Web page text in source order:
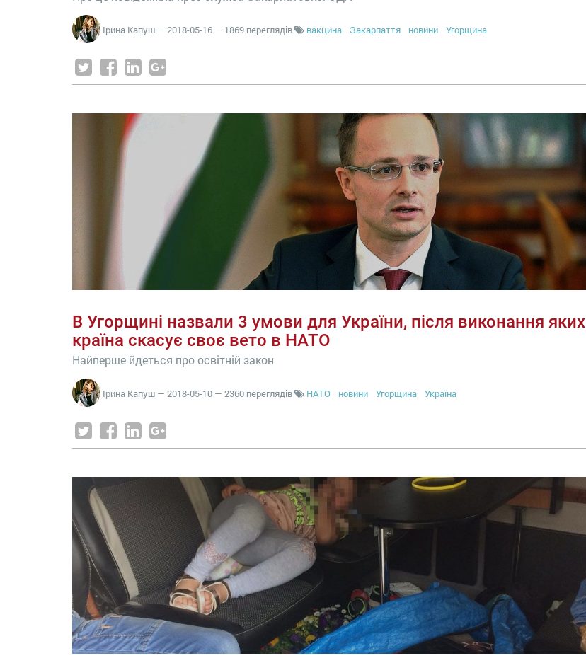
Ірина Капуш — 2018-05-16 — 1869 переглядів вакцина Закарпаття новини Угорщина
В Угорщині назвали 3 умови для України, після виконання яких
країна скасує своє вето в НАТО
Найперше йдеться про освітній закон
Ірина Капуш — 2018-05-10 — 2360 переглядів НАТО новини Угорщина Україна